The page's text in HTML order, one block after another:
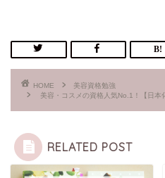
HOME
美容資格勉強
美容・コスメの資格人気No.1！【日本
RELATED POST